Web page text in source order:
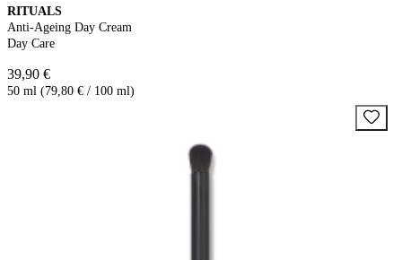
RITUALS
Anti-Ageing Day Cream
Day Care
39,90 €
50 ml (79,80 € / 100 ml)